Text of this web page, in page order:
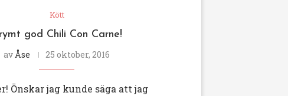
Kött
god Chili Con Carne!
avÅse 25 oktober, 2016
Önskar jag kunde säga att jag